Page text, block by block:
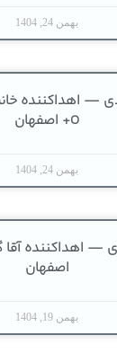
بهمن 24, 1404
— اهداکننده
O+ اصفهان
بهمن 24, 1404
اصفهان
بهمن 19, 1404